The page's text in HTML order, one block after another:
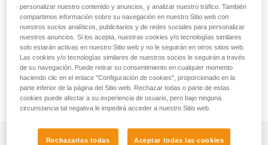
Destinado a los trabajadores en altura, el absorbedor de
energía ASAP’SORBER se utiliza con un anticaídas
deslizante ASAP o ASAP LOCK. Le permite trabajar
separado de la cuerda para protegerla durante las fases de
trabajo. Equipado con una cinta de desgarro, situada en una
funda que se puede abrir y reemplazar, el absorbedor está
protegido de la abrasión. Está disponible en dos longitudes
para escoger el mejor compromiso entre reducción de la
altura de la caída y trabajo separado de la cuerda.
Descripción
personalizar nuestro contenido y anuncios, y analizar nuestro tráfico. También
compartimos información sobre su navegación en nuestro Sitio web con
nuestros socios analíticos, publicitarios y de redes sociales para personalizar
nuestros anuncios. Si los acepta, nuestras cookies y/o tecnologías similares
solo estarán activas en nuestro Sitio web y no le seguirán en otros sitios web.
Las cookies y/o tecnologías similares de nuestros socios le seguirán a través
de su navegación. Puede retirar su consentimiento en cualquier momento
haciendo clic en el enlace "Configuración de cookies", proporcionado en la
parte inferior de la página del Sitio web. Rechazar todas o parte de estas
cookies puede afectar a su experiencia de usuario, pero bajo ninguna
circunstancia tal negativa le impedirá acceder a nuestro Sitio web.
Rechazarlas todas Aceptar todas las cookies